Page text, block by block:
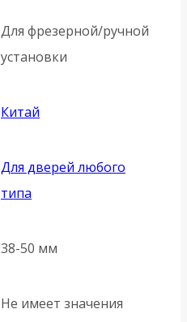
Для фрезерной/ручной
установки
Китай
Для дверей любого
типа
38-50 мм
Не имеет значения